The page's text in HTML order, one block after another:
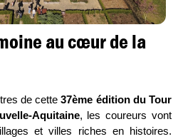
au cœur de la
de cette37ème édition du Tour
Aquitaine, les coureurs vont
et villes riches en histoires.